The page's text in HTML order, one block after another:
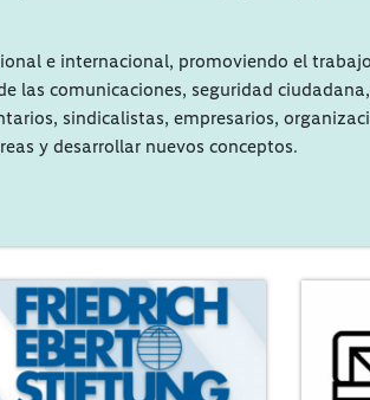
e internacional, promoviendo el
las comunicaciones, seguridad
sindicalistas, empresarios,
y desarrollar nuevos conceptos.